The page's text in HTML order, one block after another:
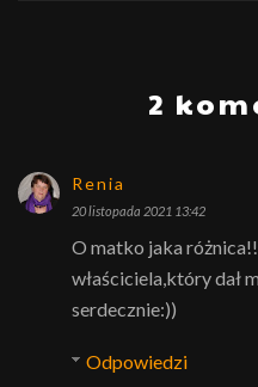
2
Renia
20 listopada 2021 13:42
O matko jaka
właściciela,który dał
serdecznie:))
Odpowiedzi